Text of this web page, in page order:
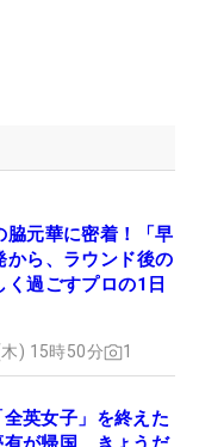
「全米女子オー
資格で出るこ
定となる5月27
に入る必要があ
なるのは間違い
のオフを取る。
ィスチャンピオ
場、米日を股にか
脇元華に密着！「早
から、ラウンド後の
く過ごすプロの1日
) 15時50分 1
英女子」を終えた